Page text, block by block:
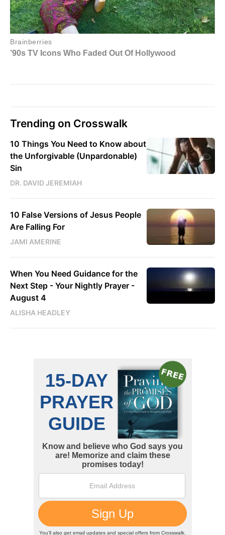
Trending on Crosswalk
10 Things You Need to Know about
the Unforgivable (Unpardonable)
Sin
DR. DAVID JEREMIAH
10 False Versions of Jesus People
Are Falling For
JAMI AMERINE
When You Need Guidance for the
Next Step - Your Nightly Prayer -
August 4
ALISHA HEADLEY